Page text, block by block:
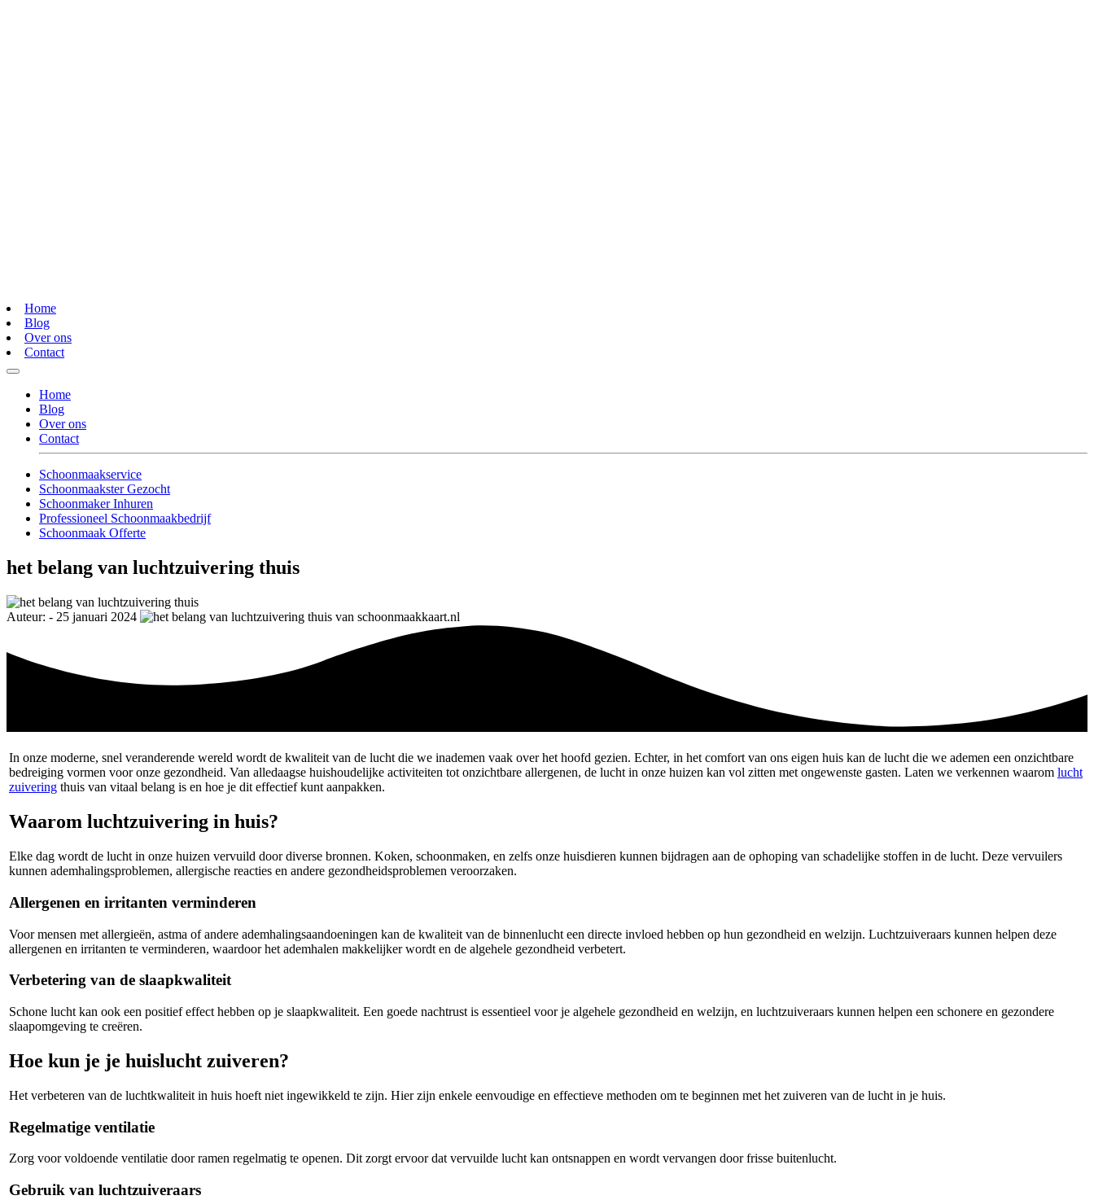
Home
Blog
Over ons
Contact
Home
Blog
Over ons
Contact
Schoonmaakservice
Schoonmaakster Gezocht
Schoonmaker Inhuren
Professioneel Schoonmaakbedrijf
Schoonmaak Offerte
het belang van luchtzuivering thuis
Auteur: - 25 januari 2024
In onze moderne, snel veranderende wereld wordt de kwaliteit van de lucht die we inademen vaak over het hoofd gezien. Echter, in het comfort van ons eigen huis kan de lucht die we ademen een onzichtbare
bedreiging vormen voor onze gezondheid. Van alledaagse huishoudelijke activiteiten tot onzichtbare allergenen, de lucht in onze huizen kan vol zitten met ongewenste gasten. Laten we verkennen waarom lucht
zuivering thuis van vitaal belang is en hoe je dit effectief kunt aanpakken.
Waarom luchtzuivering in huis?
Elke dag wordt de lucht in onze huizen vervuild door diverse bronnen. Koken, schoonmaken, en zelfs onze huisdieren kunnen bijdragen aan de ophoping van schadelijke stoffen in de lucht. Deze vervuilers
kunnen ademhalingsproblemen, allergische reacties en andere gezondheidsproblemen veroorzaken.
Allergenen en irritanten verminderen
Voor mensen met allergieën, astma of andere ademhalingsaandoeningen kan de kwaliteit van de binnenlucht een directe invloed hebben op hun gezondheid en welzijn. Luchtzuiveraars kunnen helpen deze
allergenen en irritanten te verminderen, waardoor het ademhalen makkelijker wordt en de algehele gezondheid verbetert.
Verbetering van de slaapkwaliteit
Schone lucht kan ook een positief effect hebben op je slaapkwaliteit. Een goede nachtrust is essentieel voor je algehele gezondheid en welzijn, en luchtzuiveraars kunnen helpen een schonere en gezondere
slaapomgeving te creëren.
Hoe kun je je huislucht zuiveren?
Het verbeteren van de luchtkwaliteit in huis hoeft niet ingewikkeld te zijn. Hier zijn enkele eenvoudige en effectieve methoden om te beginnen met het zuiveren van de lucht in je huis.
Regelmatige ventilatie
Zorg voor voldoende ventilatie door ramen regelmatig te openen. Dit zorgt ervoor dat vervuilde lucht kan ontsnappen en wordt vervangen door frisse buitenlucht.
Gebruik van luchtzuiveraars